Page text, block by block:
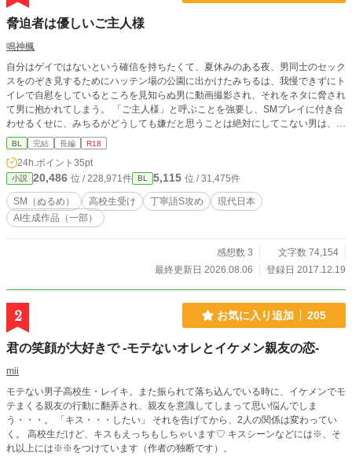
脅迫者は優しいご主人様
鳴神楓
自分はゲイではないという確信を持ちたくて、夏休みのある夜、男同士のセック
スをのぞき見するためにハッテン場の公園に出かけたみちるは、我慢できずにト
イレで自慰をしているところを見知らぬ男に動画撮影され、それをネタに脅され
て男に抱かれてしまう。 「ご主人様」と呼ぶことを強要し、SMプレイに付き合
わせるくせに、みちるがどうしても嫌だと思うことは絶対にしてこない男は、S
にしては優しすぎるように思えて……？ ◆七森みちる（ななもり みちる）
……本作の主人公。有名私立高校の２年生。中背やや華奢。根は真面目なのに、
無理にちょっと悪ぶっているタイプ。一人称は普段は俺、プレイ時は僕。 ◆
ご主人様＝平岡理一（ひらおか りいち）……自慰動画でみちるを脅している
男。整った顔立ちで常に丁寧語。中肉高身長。一人称は私。（名前は中盤まで出
てきません） ◆ ☆★は性描写あり。他サイトにも投稿。番外編から生成AIを
使用。
BL 完結 長編 R18
24h.ポイント 35pt
小説 20,486 位 / 228,971件 BL 5,115 位 / 31,475件
SM（ぬるめ） 高校生受け 丁寧語S攻め
現代日本
AI生成作品（一部）
感想数 3
文字数 74,154
最終更新日 2026.08.06
登録日 2017.12.19
2 お気に入り追加 205
君の笑顔が大好きで -モテないオレとイケメン親友の恋-
mii
モテない男子高校生・レイキ。また振られて落ち込んでいる時に、イケメンでモ
テまくる親友の行動に翻弄され、親友を意識してしまって思い悩んでしま
う・・・。 「キス・・・したい」 それを告げてから、2人の関係は変わってい
く。 高校生だけど、キスもえっちもしちゃいます♡ キスシーンなどには※、そ
れ以上には※※をつけています（作者の独断です）。